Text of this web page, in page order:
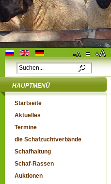
HAUPTMENÜ
Startseite
Aktuelles
Termine
die Schafzuchtverbände
Schafhaltung
Schaf-Rassen
Auktionen